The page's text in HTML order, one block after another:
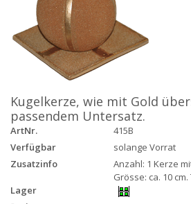
Kugelkerze, wie mit Gold
passendem Untersatz.
ArtNr.
415B
Verfügbar
solange Vorrat
Zusatzinfo
Anzahl: 1 Kerze
Grösse: ca. 10
Lager